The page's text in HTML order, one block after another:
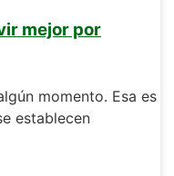
mejor por
momento. Esa es
establecen